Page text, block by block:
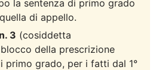
la sentenza di primo grado
di appello.
3 (cosiddetta
della prescrizione
primo grado, per i fatti dal 1°